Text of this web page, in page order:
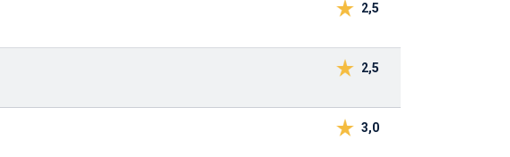
2,5
2,5
3,0